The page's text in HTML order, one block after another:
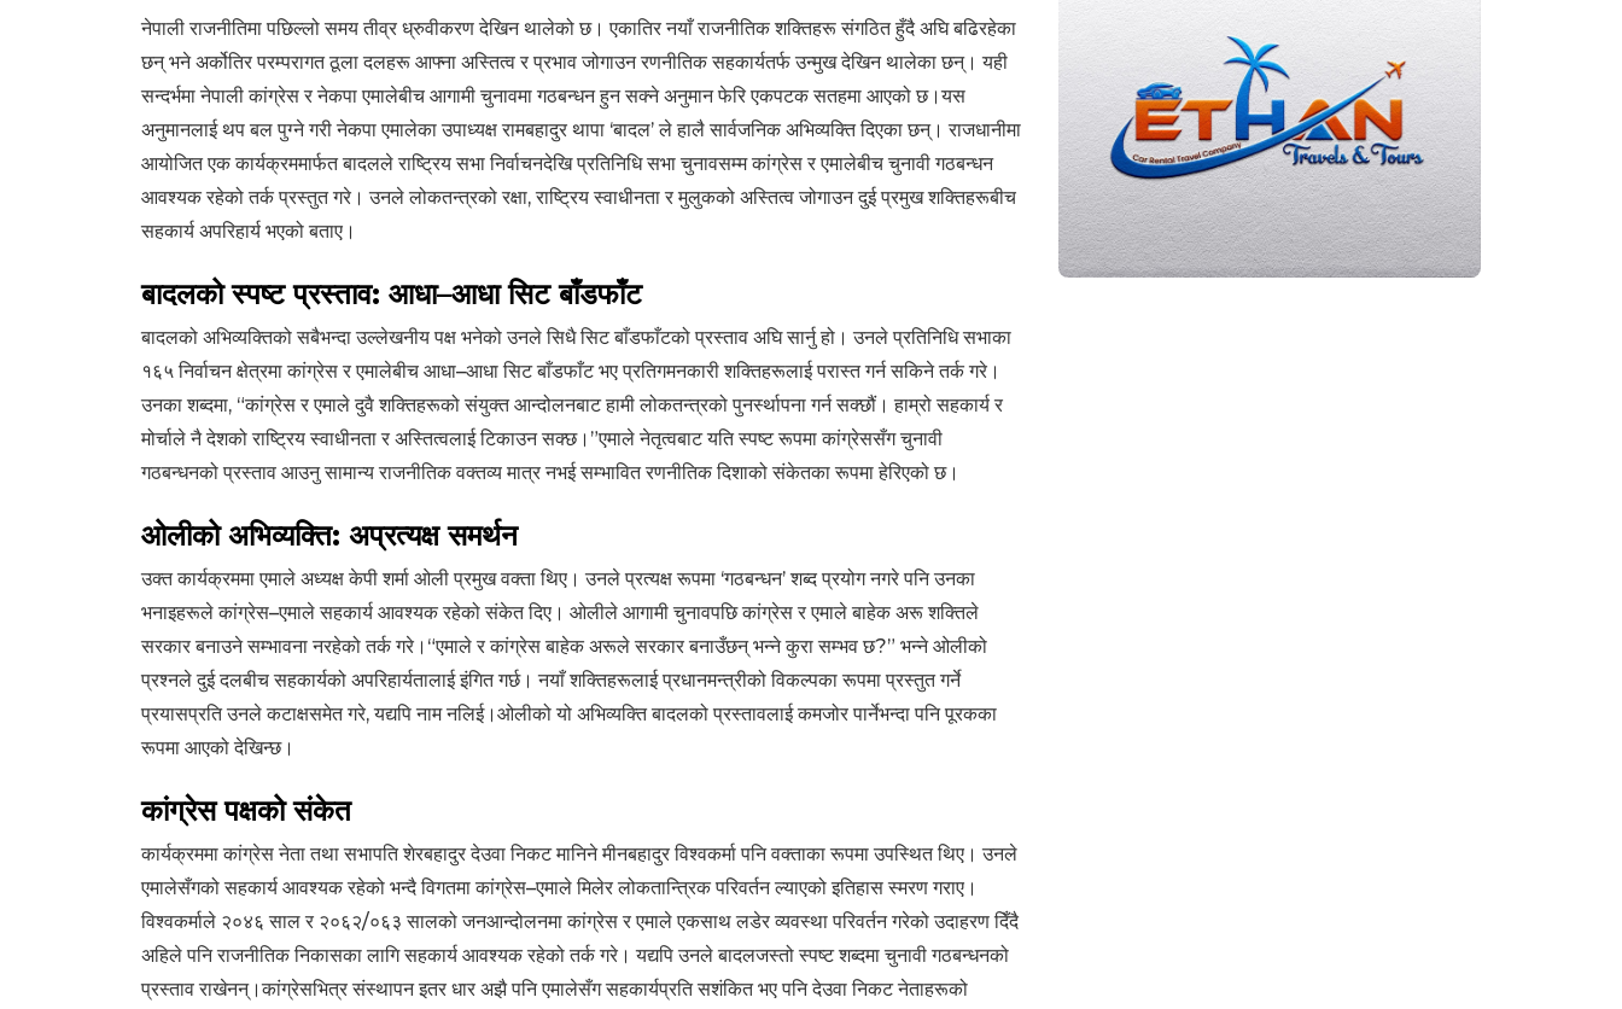
नेपाली राजनीतिमा पछिल्लो समय तीव्र ध्रुवीकरण देखिन थालेको छ। एकातिर नयाँ राजनीतिक शक्तिहरू संगठित हुँदै अघि बढिरहेका
छन् भने अर्कोतिर परम्परागत ठूला दलहरू आफ्ना अस्तित्व र प्रभाव जोगाउन रणनीतिक सहकार्यतर्फ उन्मुख देखिन थालेका छन्। यही
सन्दर्भमा नेपाली कांग्रेस र नेकपा एमालेबीच आगामी चुनावमा गठबन्धन हुन सक्ने अनुमान फेरि एकपटक सतहमा आएको छ।यस
अनुमानलाई थप बल पुग्ने गरी नेकपा एमालेका उपाध्यक्ष रामबहादुर थापा ‘बादल’ ले हालै सार्वजनिक अभिव्यक्ति दिएका छन्। राजधानीमा
आयोजित एक कार्यक्रममार्फत बादलले राष्ट्रिय सभा निर्वाचनदेखि प्रतिनिधि सभा चुनावसम्म कांग्रेस र एमालेबीच चुनावी गठबन्धन
आवश्यक रहेको तर्क प्रस्तुत गरे। उनले लोकतन्त्रको रक्षा, राष्ट्रिय स्वाधीनता र मुलुकको अस्तित्व जोगाउन दुई प्रमुख शक्तिहरूबीच
सहकार्य अपरिहार्य भएको बताए।
बादलको स्पष्ट प्रस्ताव: आधा–आधा सिट बाँडफाँट
बादलको अभिव्यक्तिको सबैभन्दा उल्लेखनीय पक्ष भनेको उनले सिधै सिट बाँडफाँटको प्रस्ताव अघि सार्नु हो। उनले प्रतिनिधि सभाका
१६५ निर्वाचन क्षेत्रमा कांग्रेस र एमालेबीच आधा–आधा सिट बाँडफाँट भए प्रतिगमनकारी शक्तिहरूलाई परास्त गर्न सकिने तर्क गरे।
उनका शब्दमा, “कांग्रेस र एमाले दुवै शक्तिहरूको संयुक्त आन्दोलनबाट हामी लोकतन्त्रको पुनर्स्थापना गर्न सक्छौं। हाम्रो सहकार्य र
मोर्चाले नै देशको राष्ट्रिय स्वाधीनता र अस्तित्वलाई टिकाउन सक्छ।”एमाले नेतृत्वबाट यति स्पष्ट रूपमा कांग्रेससँग चुनावी
गठबन्धनको प्रस्ताव आउनु सामान्य राजनीतिक वक्तव्य मात्र नभई सम्भावित रणनीतिक दिशाको संकेतका रूपमा हेरिएको छ।
ओलीको अभिव्यक्ति: अप्रत्यक्ष समर्थन
उक्त कार्यक्रममा एमाले अध्यक्ष केपी शर्मा ओली प्रमुख वक्ता थिए। उनले प्रत्यक्ष रूपमा ‘गठबन्धन’ शब्द प्रयोग नगरे पनि उनका
भनाइहरूले कांग्रेस–एमाले सहकार्य आवश्यक रहेको संकेत दिए। ओलीले आगामी चुनावपछि कांग्रेस र एमाले बाहेक अरू शक्तिले
सरकार बनाउने सम्भावना नरहेको तर्क गरे।“एमाले र कांग्रेस बाहेक अरूले सरकार बनाउँछन् भन्ने कुरा सम्भव छ?” भन्ने ओलीको
प्रश्नले दुई दलबीच सहकार्यको अपरिहार्यतालाई इंगित गर्छ। नयाँ शक्तिहरूलाई प्रधानमन्त्रीको विकल्पका रूपमा प्रस्तुत गर्ने
प्रयासप्रति उनले कटाक्षसमेत गरे, यद्यपि नाम नलिई।ओलीको यो अभिव्यक्ति बादलको प्रस्तावलाई कमजोर पार्नेभन्दा पनि पूरकका
रूपमा आएको देखिन्छ।
कांग्रेस पक्षको संकेत
कार्यक्रममा कांग्रेस नेता तथा सभापति शेरबहादुर देउवा निकट मानिने मीनबहादुर विश्वकर्मा पनि वक्ताका रूपमा उपस्थित थिए। उनले
एमालेसँगको सहकार्य आवश्यक रहेको भन्दै विगतमा कांग्रेस–एमाले मिलेर लोकतान्त्रिक परिवर्तन ल्याएको इतिहास स्मरण गराए।
विश्वकर्माले २०४६ साल र २०६२/०६३ सालको जनआन्दोलनमा कांग्रेस र एमाले एकसाथ लडेर व्यवस्था परिवर्तन गरेको उदाहरण दिँदै
अहिले पनि राजनीतिक निकासका लागि सहकार्य आवश्यक रहेको तर्क गरे। यद्यपि उनले बादलजस्तो स्पष्ट शब्दमा चुनावी गठबन्धनको
प्रस्ताव राखेनन्।कांग्रेसभित्र संस्थापन इतर धार अझै पनि एमालेसँग सहकार्यप्रति सशंकित भए पनि देउवा निकट नेताहरूको